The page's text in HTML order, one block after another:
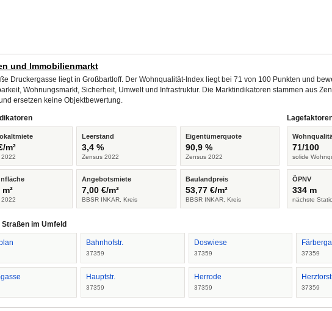
und Immobilienmarkt
Druckergasse liegt in Großbartloff. Der Wohnqualität-Index liegt bei 71 von 100 Punkten und
Wohnungsmarkt, Sicherheit, Umwelt und Infrastruktur. Die Marktindikatoren stammen aus
ersetzen keine Objektbewertung.
m²
2022
Leerstand
3,4 %
Zensus 2022
Eigentümerquote
90,9 %
Zensus 2022
m²
2022
Angebotsmiete
7,00 €/m²
BBSR INKAR, Kreis
Baulandpreis
53,77 €/m²
BBSR INKAR, Kreis
71/100
solide
ÖPNV
334 m
nächste
im Umfeld
Bahnhofstr.
37359
Doswiese
37359 37359
Hauptstr.
37359
Herrode
37359 37359